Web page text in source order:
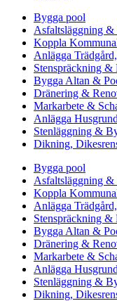
Bygga pool
Asfaltsläggning &
Koppla
Anlägga
Stenspräckning &
Bygga Altan &
Dränering &
Markarbete &
Anlägga
Stenläggning &
Dikning,
Bygga pool
Asfaltsläggning &
Koppla
Anlägga
Stenspräckning &
Bygga Altan &
Dränering &
Markarbete &
Anlägga
Stenläggning &
Dikning,